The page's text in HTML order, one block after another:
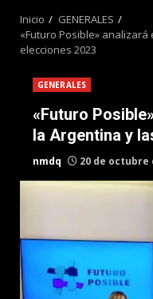
Inicio
GENERALES
«Futuro Posible»
elecciones 2023
GENERALES
«Futuro
la Argentina y
nmdq 20 de octubre